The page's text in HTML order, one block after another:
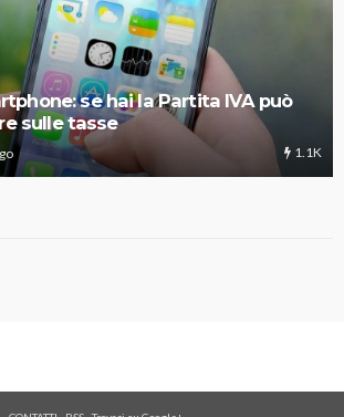
se hai la Partita IVA può
sulle tasse
1.1K